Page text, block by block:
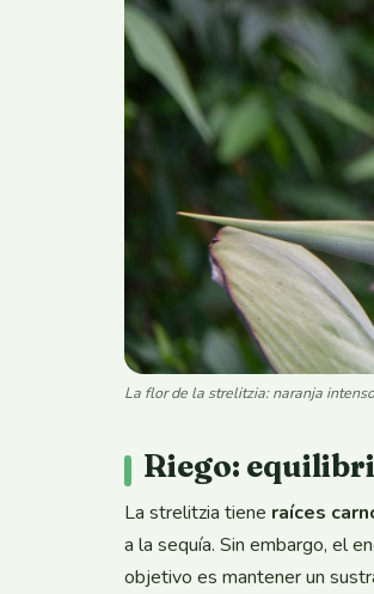
La flor de la strelitzia: naranja
Riego:
La strelitzia tiene raíces
a la sequía. Sin embargo, el
objetivo es mantener un